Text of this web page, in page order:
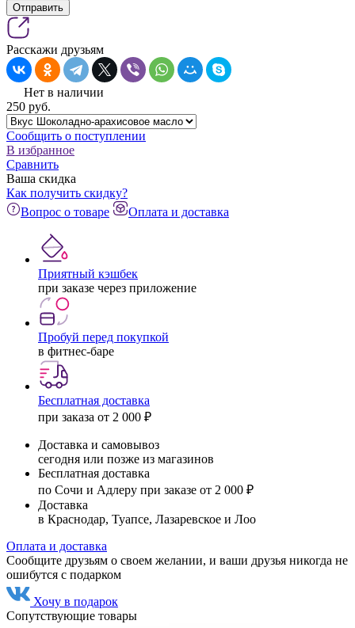
Отправить
Расскажи друзьям
Нет в наличии
250 pуб.
Сообщить о поступлении
В избранное
Сравнить
Ваша скидка
Как получить скидку?
Вопрос о товаре
Оплата и доставка
Приятный кэшбек
при заказе через приложение
Пробуй перед покупкой
в фитнес-баре
Бесплатная доставка
при заказа от 2 000 ₽
Доставка и самовывоз
сегодня или позже из магазинов
Бесплатная доставка
по Сочи и Адлеру при заказе от 2 000 ₽
Доставка
в Краснодар, Туапсе, Лазаревское и Лоо
Оплата и доставка
Сообщите друзьям о своем желании, и ваши друзья никогда не
ошибутся с подарком
Хочу в подарок
Сопутствующие товары